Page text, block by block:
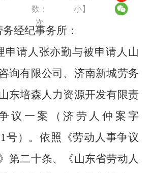
数：
次
小】
经纪事务所：
申请人张亦勤与被申请人山
询有限公司、 济南新城劳务
东培森人力资源开发有限责
议一 案 （济劳人仲案字
号） 。依照《劳动人事争议
第二十条、
《山东省劳动人